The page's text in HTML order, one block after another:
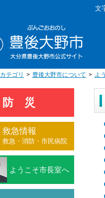
文
カテゴリ 豊後大野市について よ
防災
救急情報
救急・消防・市民病院
ようこそ市長室へ